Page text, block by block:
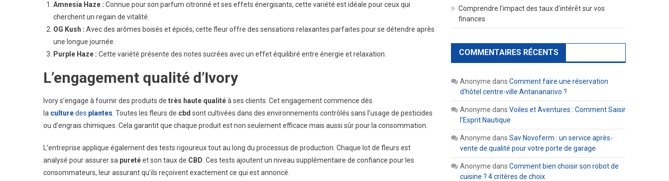
Amnesia Haze : Connue pour son parfum citronné et ses effets énergisants, cette variété est idéale pour ceux qui
cherchent un regain de vitalité.
OG Kush : Avec des arômes boisés et épicés, cette fleur offre des sensations relaxantes parfaites pour se détendre après
une longue journée.
Purple Haze : Cette variété présente des notes sucrées avec un effet équilibré entre énergie et relaxation.
L’engagement qualité d’Ivory
Ivory s’engage à fournir des produits de très haute qualitéà ses clients. Cet engagement commence dès
la culturedes plantes . Toutes les fleurs de cbd sont cultivées dans des environnements contrôlés sans l’usage de pesticides
ou d’engrais chimiques. Cela garantit que chaque produit est non seulement efficace mais aussi sûr pour la consommation.
L’entreprise applique également des tests rigoureux tout au long du processus de production. Chaque lot de fleurs est
analysé pour assurer sa puretéet son taux de CBD . Ces tests ajoutent un niveau supplémentaire de confiance pour les
consommateurs, leur assurant qu’ils reçoivent exactement ce qui est annoncé.
Comprendre l’impact des taux d’intérêt sur vos
finances
COMMENTAIRES RÉCENTS
Anonyme dans Comment faire une réservation
d’hôtel centre-ville Antananarivo ?
Anonyme dans Voiles et Aventures : Comment Saisir
l’Esprit Nautique
Anonyme dans Sav Novoferm : un service après-
vente de qualité pour votre porte de garage
Anonyme dans Comment bien choisir son robot de
cuisine ? 4 critères de choix